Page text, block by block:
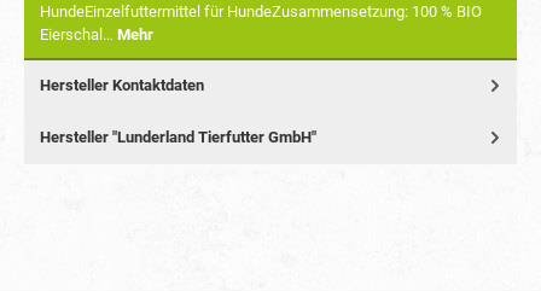
HundeEinzelfuttermittel für HundeZusammensetzung: 100 % BIO
Eierschal… Mehr
Hersteller Kontaktdaten
Hersteller "Lunderland Tierfutter GmbH"